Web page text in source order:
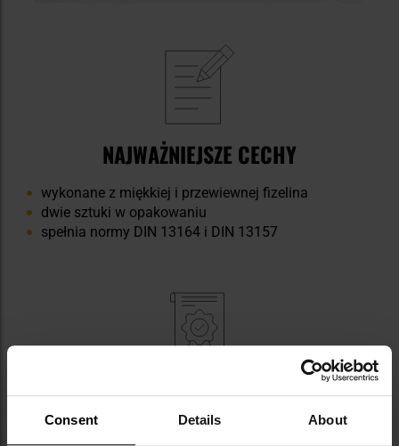
Consent Details About
NAJWAŻNIEJSZE CECHY
wykonane z miękkiej i przewiewnej fizelina
dwie sztuki w opakowaniu
spełnia normy DIN 13164 i DIN 13157
DANE TECHNICZNE
Materiał: fizelina